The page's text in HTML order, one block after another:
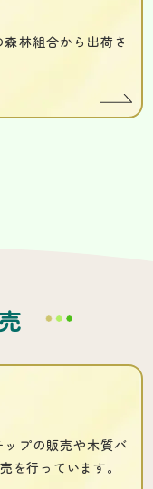
林組合から出荷さ
ップの販売や木質バ
を行っています。